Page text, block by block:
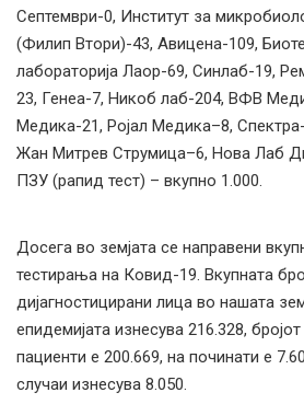
Септември-0, Институт за
(Филип Втори)-43, Авицена-109,
лабораторија Лаор-69, Синлаб-19,
23, Генеа-7, Никоб лаб-204, ВФВ
Медика-21, Ројал Медика–8,
Жан Митрев Струмица–6, Нова Лаб
ПЗУ (рапид тест) – вкупно 1.000.
Досега во земјата се направени
тестирања на Ковид-19. Вкупната
дијагностицирани лица во нашата
епидемијата изнесува 216.328,
пациенти е 200.669, на починати е
случаи изнесува 8.050.